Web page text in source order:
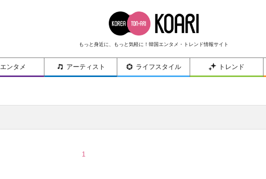
もっと身近に、もっと気軽に！韓国エンタメ・トレンド情報サイト
エンタメ アーティスト ライフスタイル トレンド
1